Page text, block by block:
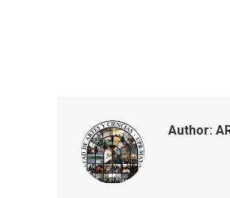
Author: